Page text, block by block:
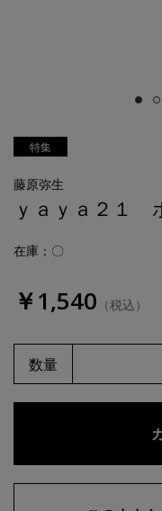
特集
藤原弥生
ｙａｙａ２１
在庫：〇
￥1,540 （税込）
数量